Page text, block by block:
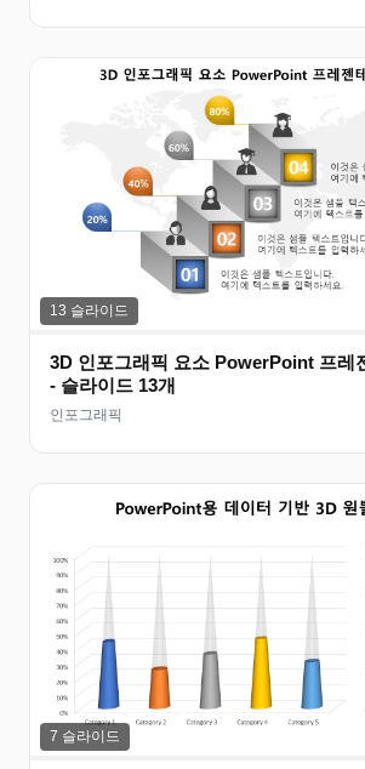
13 슬라이드
3D 인포그래픽 요소 PowerPoint 프레
- 슬라이드 13개
인포그래픽
7 슬라이드